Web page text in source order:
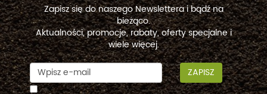
Zapisz się do naszego Newslettera i bądź na
bieżąco.
Aktualności, promocje, rabaty, oferty specjalne i
wiele więcej.
ZAPISZ